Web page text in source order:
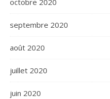
septembre 2020
août 2020
juillet 2020
juin 2020